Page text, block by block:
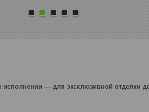
— для эксклюзивной отделки